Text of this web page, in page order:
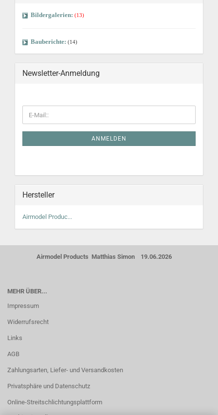
Bildergalerien: (13)
Bauberichte: (14)
Newsletter-Anmeldung
ANMELDEN
Hersteller
Airmodel Produc...
Airmodel Products Matthias Simon 19.06.2026
MEHR ÜBER...
Impressum
Widerrufsrecht
Links
AGB
Zahlungsarten, Liefer- und Versandkosten
Privatsphäre und Datenschutz
Online-Streitschlichtungsplattform